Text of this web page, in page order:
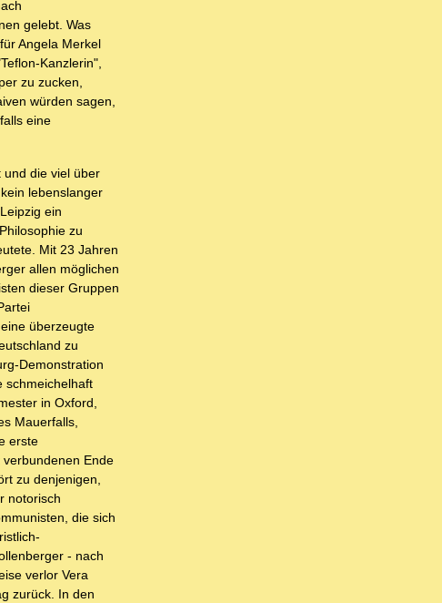
gelebt. Was
Angela Merkel
Kanzlerin",
zu zucken,
würden sagen,
eine
und die viel über
lebenslanger
ein
zu
Mit 23 Jahren
allen möglichen
dieser Gruppen
überzeugte
zu
Demonstration
schmeichelhaft
in Oxford,
Mauerfalls,
erste
Ende
zu denjenigen,
notorisch
die sich
- nach
verlor Vera
zurück. In den